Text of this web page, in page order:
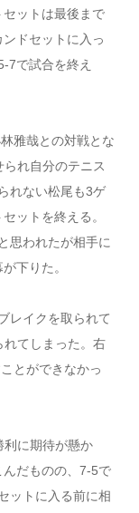
ットは最後まで
ドセットに入っ
7で試合を終え
雅哉との対戦とな
れ自分のテニス
れない松尾も3ゲ
ットを終える。
思われたが相手に
下りた。
レイクを取られて
れてしまった。右
とができなかっ
利に期待が懸か
だものの、7-5で
ットに入る前に相